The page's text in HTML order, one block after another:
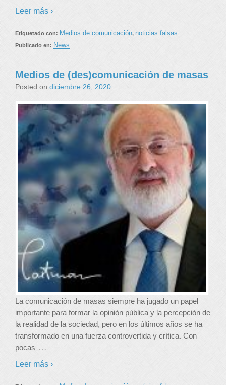
Leer más ›
Etiquetado con: Medios de comunicación, noticias falsas
Publicado en: News
Medios de (des)comunicación de masas
Posted on diciembre 26, 2020
La comunicación de masas siempre ha jugado un papel
importante para formar la opinión pública y la percepción de
la realidad de la sociedad, pero en los últimos años se ha
transformado en una fuerza controvertida y crítica. Con
pocas …
Leer más ›